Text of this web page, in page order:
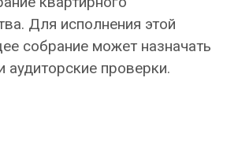
Для исполнения этой
собрание может назначать
аудиторские проверки.